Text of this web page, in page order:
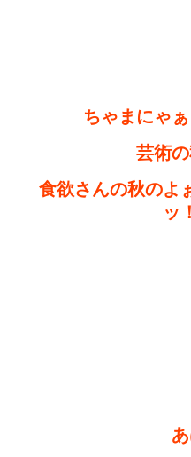
ちゃまにゃ
芸術
食欲さんの秋のよ
ッ